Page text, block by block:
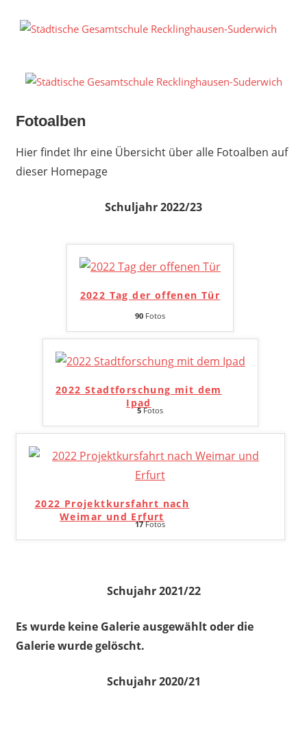
Inhalt
Fotoalben
Hier findet Ihr eine Übersicht über alle Fotoalben auf
dieser Homepage
Schuljahr 2022/23
2022 Tag der offenen Tür
90 Fotos
2022 Stadtforschung mit dem
Ipad
5Fotos
2022 Projektkursfahrt nach
Weimar und Erfurt
17Fotos
Schujahr 2021/22
Es wurde keine Galerie ausgewählt oder die
Galerie wurde gelöscht.
Schujahr 2020/21